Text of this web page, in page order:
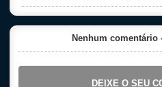
Nenhum comentário
DEIXE O SEU